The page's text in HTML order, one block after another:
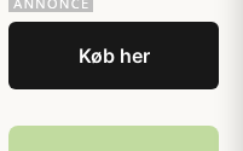
Køb her